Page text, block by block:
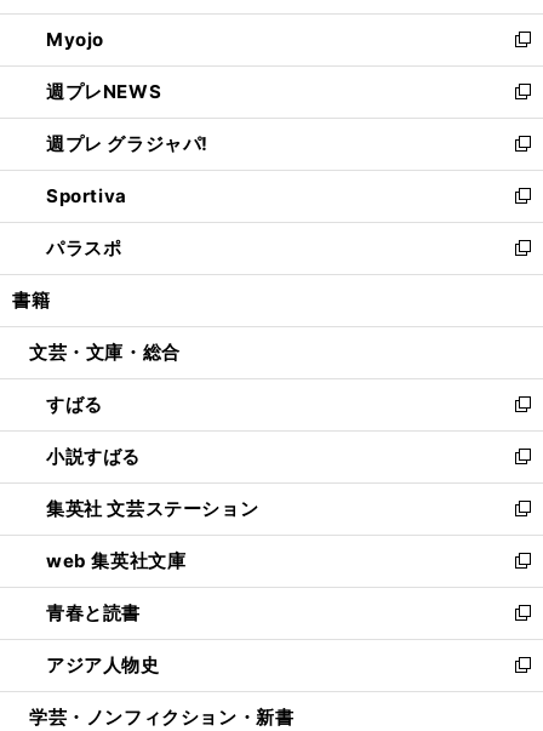
開
く
ウ
で
開
く
ン
ド
ウ
で
開
く
ウ
ィ
ン
ド
ウ
で
開
く
Myojo
新
し
い
ウ
ィ
ン
ド
ウ
で
開
週プレNEWS
新
し
い
ウ
ィ
ン
ド
ウ
開
週プレ グラジャパ!
新
し
い
ウ
ィ
ン
ウ
開
く
Sportiva
新
し
い
ウ
ン
ウ
で
開
く
パラスポ
新
し
ウ
ン
ド
ウ
で
開
く
書籍
文芸・文庫・総合
すばる
新
し
い
ウ
ィ
ン
ド
ウ
で
開
く
小説すばる
新
し
い
ウ
ィ
ン
ド
ウ
で
開
集英社 文芸ステーション
新
し
い
ウ
ィ
ン
ド
ウ
web 集英社文庫
新
し
い
ウ
ィ
ン
青春と読書
新
し
い
ウ
アジア人物史
新
し
学芸・ノンフィクション・新書